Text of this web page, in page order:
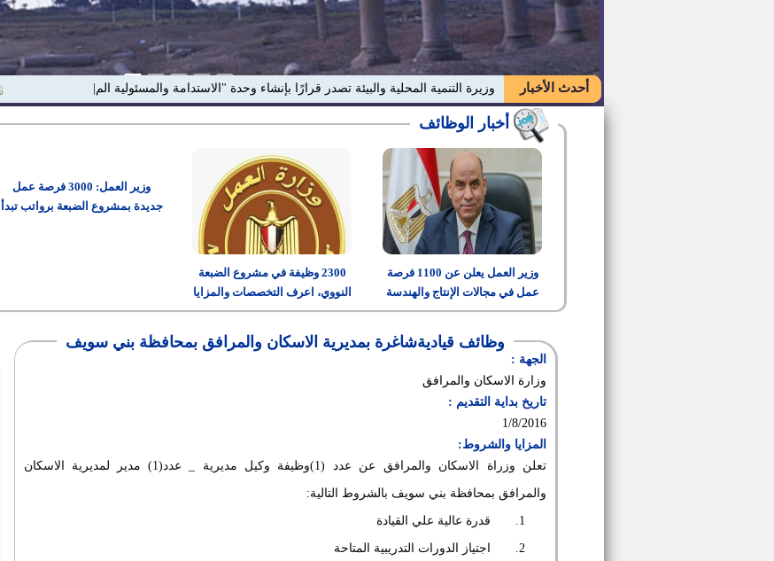
أحدث الأخبار وزيرة التنمية المحلية والبيئة تصدر قرارًا بإنشاء وحدة "الاستدامة والمسئولية المجتمعية"
وزير العمل يعلن عن 1100 فرصة
عمل في مجالات الإنتاج والهندسة
والتشغيل
2300 وظيفة في مشروع الضبعة
النووي، اعرف التخصصات والمزايا
وطريقة التقديم
وزير العمل: 3000 فرصة عمل
جديدة بمشروع الضبعة برواتب تبدأ
وظائف قياديةشاغرة بمديرية الاسكان والمرافق بمحافظة بني سويف
الجهة :
وزارة الاسكان والمرافق
تاريخ بداية التقديم :
1/8/2016
المزايا والشروط:
تعلن وزراة الاسكان والمرافق عن عدد (1)وظيفة وكيل مديرية _ عدد(1) مدير لمديرية الاسكان
والمرافق بمحافظة بني سويف بالشروط التالية:
1. قدرة عالية علي القيادة
2. اجتياز الدورات التدريبية المتاحة